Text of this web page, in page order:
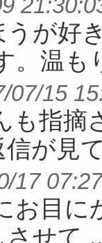
が好
。温も
07/15
も指
が見
17
お目に